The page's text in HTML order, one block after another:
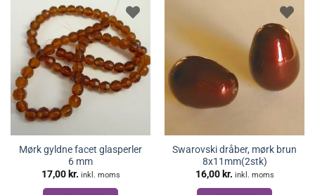
Mørk gyldne facet glasperler
6 mm
17,00 kr. inkl. moms
Swarovski dråber, mørk brun
8x11mm(2stk)
16,00 kr. inkl. moms